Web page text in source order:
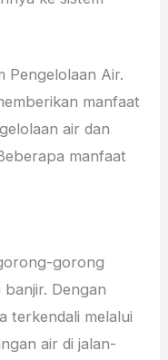
Pengelolaan Air.
manfaat
air dan
manfaat
gorong
Dengan
terkendali melalui
air di jalan-